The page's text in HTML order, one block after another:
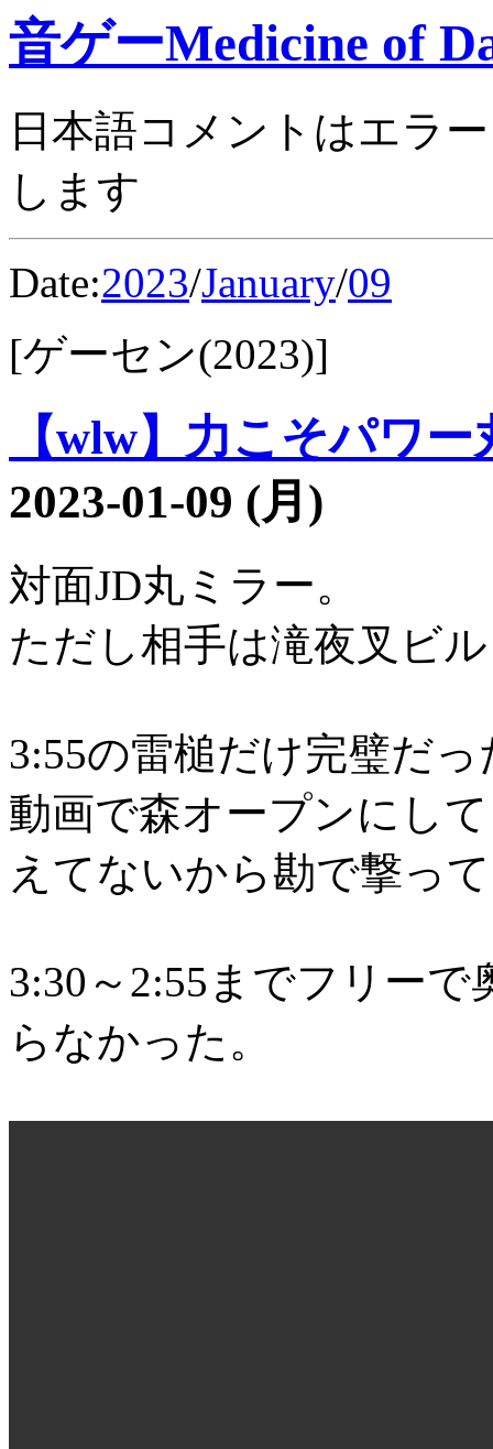
音ゲーMedicine of
日本語コメントはエラ
します
Date:2023/January/09
[ゲーセン(2023)]
【wlw】力こそパワ
2023-01-09 (月)
対面JD丸ミラー。
ただし相手は滝夜叉ビ
3:55の雷槌だけ完璧だっ
動画で森オープンにし
えてないから勘で撃っ
3:30～2:55までフリー
らなかった。